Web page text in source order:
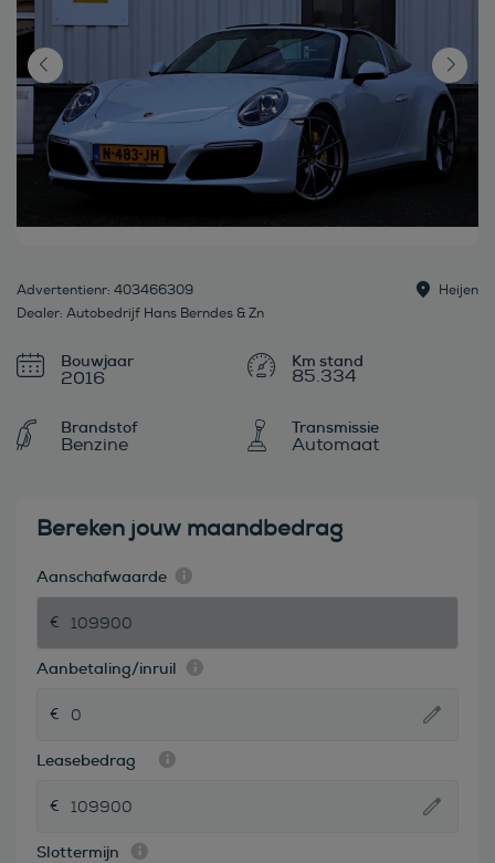
Advertentienr: 403466309
Dealer: Autobedrijf Hans Berndes & Zn
Heijen
Bouwjaar
2016 85.334
Brandstof
Benzine
Transmissie
Automaat
Bereken jouw maandbedrag
Aanschafwaarde
Aanbetaling/inruil
Leasebedrag
Slottermijn